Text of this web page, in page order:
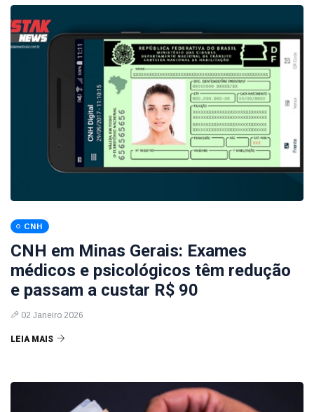
CNH
CNH em Minas Gerais: Exames
médicos e psicológicos têm redução
e passam a custar R$ 90
02 Janeiro 2026
LEIA MAIS